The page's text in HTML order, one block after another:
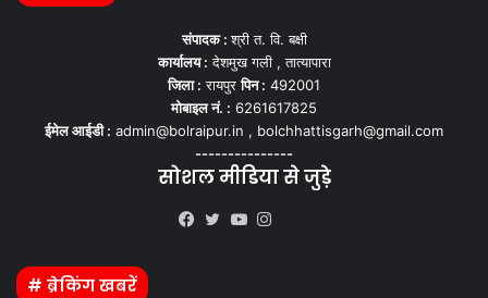
संपादक :श्री त. वि. बक्षी
कार्यालय : देशमुख गली , तात्यापारा
जिला : रायपुरपिन : 492001
मोबाइल नं. : 6261617825
ईमेल आईडी : admin@bolraipur.in , bolchhattisgarh@gmail.com
---------------
सोशल मीडिया से जुड़े
# ब्रेकिंग खबरें